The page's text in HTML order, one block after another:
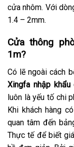
cửa nhôm. Với
1.4 – 2mm.
Cửa thông
1m?
Có lẽ ngoài cách
Xingfa nhập khẩu
luôn là yếu tố chi
Khi khách hàng
quan tâm đến
Thực tế để biết